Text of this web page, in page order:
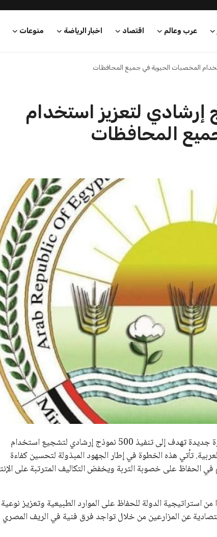
على...
21 يوليو 2026
مصر يكشف حجم التبادل...
مصطفى محمود 21 يوليو 2026
الحربي يؤكد
في الم...
وزير الطيران يجتمع مع مسؤولي
مجموعة الطيران البريطانية ...
مصطفى محمود
فيفا
رابعة في رئاسة فيفا